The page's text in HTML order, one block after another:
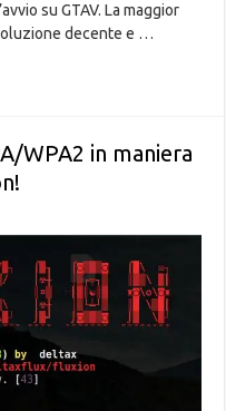
su GTAV. La maggior
decente e …
WPA2 in maniera